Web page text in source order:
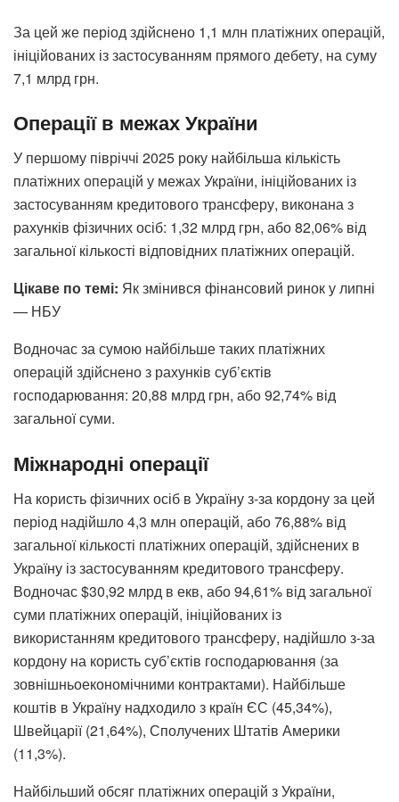
За цей же період здійснено 1,1 млн платіжних операцій,
ініційованих із застосуванням прямого дебету, на суму
7,1 млрд грн.
Операції в межах України
У першому півріччі 2025 року найбільша кількість
платіжних операцій у межах України, ініційованих із
застосуванням кредитового трансферу, виконана з
рахунків фізичних осіб: 1,32 млрд грн, або 82,06% від
загальної кількості відповідних платіжних операцій.
Цікаве по темі: Як змінився фінансовий ринок у липні
— НБУ
Водночас за сумою найбільше таких платіжних
операцій здійснено з рахунків суб’єктів
господарювання: 20,88 млрд грн, або 92,74% від
загальної суми.
Міжнародні операції
На користь фізичних осіб в Україну з-за кордону за цей
період надійшло 4,3 млн операцій, або 76,88% від
загальної кількості платіжних операцій, здійснених в
Україну із застосуванням кредитового трансферу.
Водночас $30,92 млрд в екв, або 94,61% від загальної
суми платіжних операцій, ініційованих із
використанням кредитового трансферу, надійшло з-за
кордону на користь суб’єктів господарювання (за
зовнішньоекономічними контрактами). Найбільше
коштів в Україну надходило з країн ЄС (45,34%),
Швейцарії (21,64%), Сполучених Штатів Америки
(11,3%).
Найбільший обсяг платіжних операцій з України,